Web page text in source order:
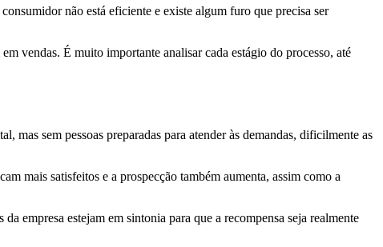
consumidor não está eficiente e existe algum furo que precisa ser
vendas. É muito importante analisar cada estágio do processo, até
sem pessoas preparadas para atender às demandas, dificilmente as
mais satisfeitos e a prospecção também aumenta, assim como a
empresa estejam em sintonia para que a recompensa seja realmente